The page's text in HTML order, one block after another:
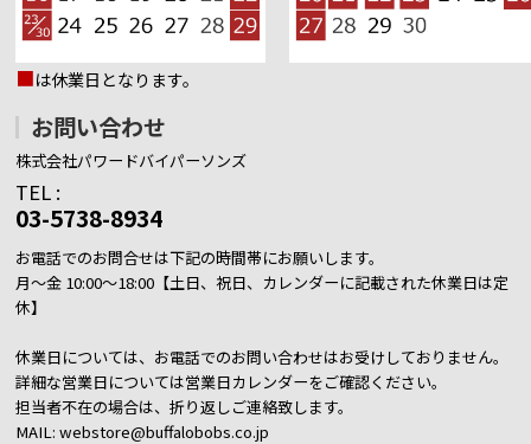
■は休業日となります。
お問い合わせ
株式会社パワードバイパーソンズ
TEL :
03-5738-8934
お電話でのお問合せは下記の時間帯にお願いします。
月～金 10:00～18:00【土日、祝日、カレンダーに記載された休業日は定
休】
休業日については、お電話でのお問い合わせはお受けしておりません。
詳細な営業日については営業日カレンダーをご確認ください。
担当者不在の場合は、折り返しご連絡致します。
MAIL: webstore@buffalobobs.co.jp